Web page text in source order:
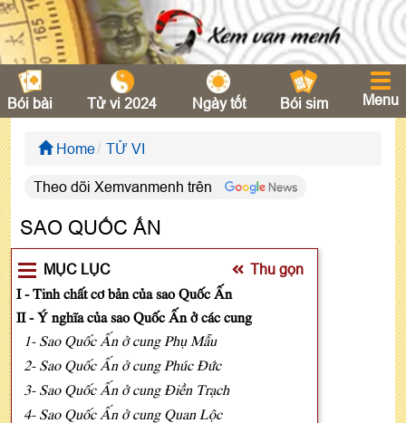
Bói bài Tử vi 2024 Ngày tốt Bói sim Menu
Home TỬ VI
Theo dõi Xemvanmenh trên
SAO QUỐC ẤN
MỤC LỤC Thu gọn
I - Tinh chất cơ bản của sao Quốc Ấn
II - Ý nghĩa của sao Quốc Ấn ở các cung
1- Sao Quốc Ấn ở cung Phụ Mẫu
2- Sao Quốc Ấn ở cung Phúc Đức
3- Sao Quốc Ấn ở cung Điền Trạch
4- Sao Quốc Ấn ở cung Quan Lộc